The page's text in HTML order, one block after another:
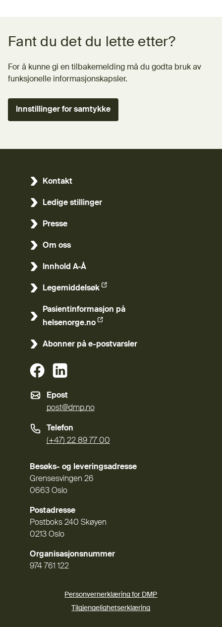
Fant du det du lette etter?
For å kunne gi en tilbakemelding må du godta bruk av
funksjonelle informasjonskapsler.
Innstillinger for samtykke
Kontakt
Ledige stillinger
Presse
Om oss
Innhold A-Å
Legemiddelsøk
(Ekstern lenke)
Pasientinformasjon på
helsenorge.no
(Ekstern lenke)
Abonner på e-postvarsler
(Ekstern lenke)
Epost
post@dmp.no
Telefon
(+47) 22 89 77 00
Besøks- og leveringsadresse
Grensesvingen 26
0663 Oslo
Postadresse
Postboks 240 Skøyen
0213 Oslo
Organisasjonsnummer
974 761 122
Personvernerklæring for DMP
Tilgjengelighetserklæring
(Ekstern lenke)